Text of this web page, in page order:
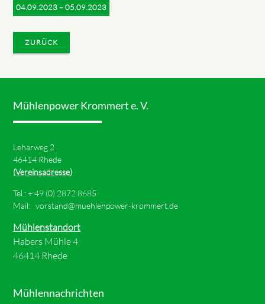
04.09.2023 – 05.09.2023
ZURÜCK
Mühlenpower Krommert e. V.
Leharweg 2
46414 Rhede
(Vereinsadresse)
Tel.: +49 (0) 2872 8685
Mail:vorstand@muehlenpower-krommert.de
Mühlenstandort
Habers Mühle 4
46414 Rhede
Mühlennachrichten